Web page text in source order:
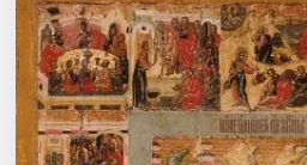
Выставки
Квесты
Экскурсии